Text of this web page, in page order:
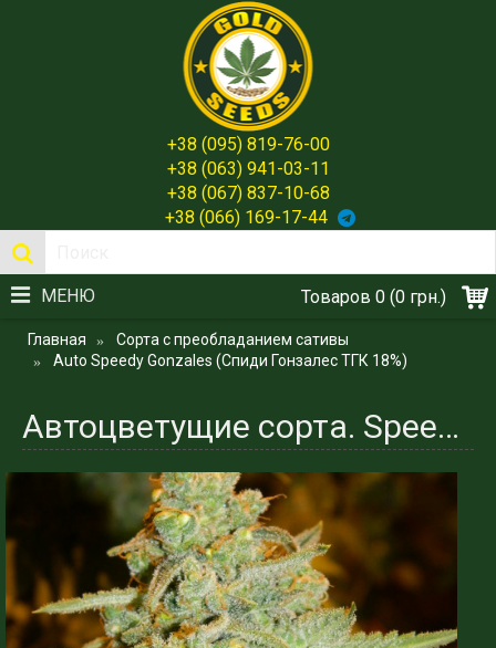
+38 (095) 819-76-00
+38 (063) 941-03-11
+38 (067) 837-10-68
+38 (066) 169-17-44
Товаров 0 (0 грн.)
МЕНЮ
Главная
Сорта с преобладанием сативы
Auto Speedy Gonzales (Спиди Гонзалес ТГК 18%)
Автоцветущие сорта. Speedy Gonzales (Спиди Гонзалес ТГК 18%)